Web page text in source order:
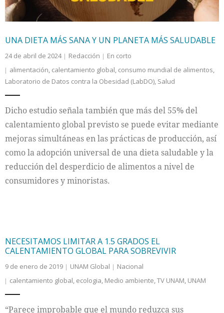
UNA DIETA MÁS SANA Y UN PLANETA MÁS SALUDABLE
24 de abril de 2024 Redacción
En corto
alimentación, calentamiento global, consumo mundial de alimentos,
Laboratorio de Datos contra la Obesidad (LabDO), Salud
Dicho estudio señala también que más del 55% del
calentamiento global previsto se puede evitar mediante
mejoras simultáneas en las prácticas de producción, así
como la adopción universal de una dieta saludable y la
reducción del desperdicio de alimentos a nivel de
consumidores y minoristas.
NECESITAMOS LIMITAR A 1.5 GRADOS EL
CALENTAMIENTO GLOBAL PARA SOBREVIVIR
9 de enero de 2019 UNAM Global
Nacional
calentamiento global, ecologia, Medio ambiente,TV UNAM, UNAM
“Parece improbable que el mundo reduzca sus